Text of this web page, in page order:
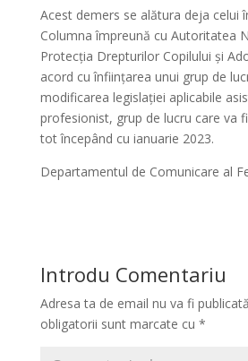
Acest demers se alătura deja celui
Columna împreună cu Autoritatea
Protecția Drepturilor Copilului și
acord cu înființarea unui grup de
modificarea legislației aplicabile
profesionist, grup de lucru care va
tot începând cu ianuarie 2023.
Departamentul de Comunicare al
Introdu Comentariu
Adresa ta de email nu va fi
obligatorii sunt marcate cu *